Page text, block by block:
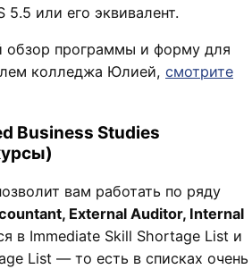
5.5 или его эквивалент.
обзор программы и форму для
колледжа Юлией, смотрите
Business Studies
вам работать по ряду
External Auditor, Internal
в Immediate Skill Shortage List и
List — то есть в списках очень